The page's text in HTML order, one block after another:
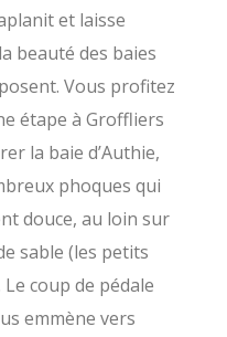
et laisse
beauté des baies
Vous profitez
étape à Groffliers
la baie d’Authie,
phoques qui
douce, au loin sur
sable (les petits
Le coup de pédale
emmène vers